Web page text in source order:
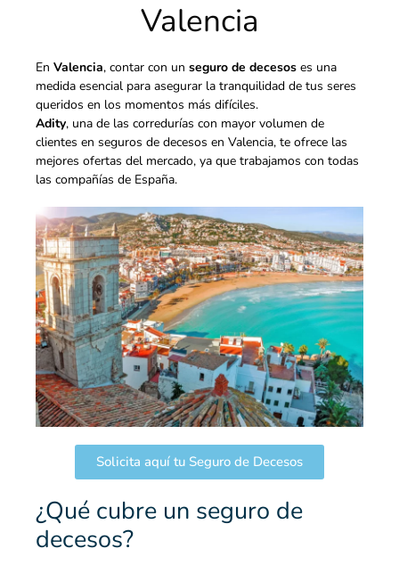
Valencia
En Valencia, contar con un seguro de decesos es una
medida esencial para asegurar la tranquilidad de tus seres
queridos en los momentos más difíciles.
Adity, una de las corredurías con mayor volumen de
clientes en seguros de decesos en Valencia, te ofrece las
mejores ofertas del mercado, ya que trabajamos con todas
las compañías de España.
Solicita aquí tu Seguro de Decesos
¿Qué cubre un seguro de
decesos?